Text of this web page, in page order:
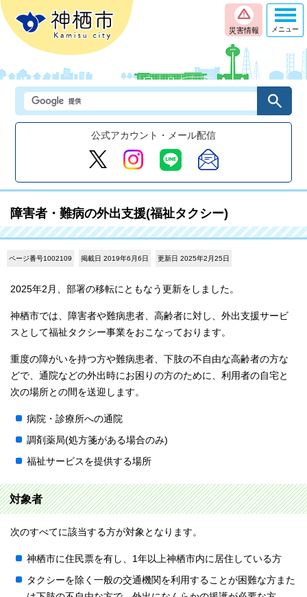
災害情報
公式アカウント・メール配信
メニュー
障害者・難病の外出支援(福祉タクシー)
ページ番号1002109 掲載日 2019年6月6日 更新日 2025年2月25日
2025年2月、部署の移転にともなう更新をしました。
神栖市では、障害者や難病患者、高齢者に対し、外出支援サービ
スとして福祉タクシー事業をおこなっております。
重度の障がいを持つ方や難病患者、下肢の不自由な高齢者の方な
どで、通院などの外出時にお困りの方のために、利用者の自宅と
次の場所との間を送迎します。
病院・診療所への通院
調剤薬局(処方箋がある場合のみ)
福祉サービスを提供する場所
対象者
次のすべてに該当する方が対象となります。
神栖市に住民票を有し、1年以上神栖市内に居住している方
タクシーを除く一般の交通機関を利用することが困難な方また